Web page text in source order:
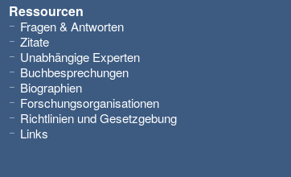
Ressourcen
Fragen & Antworten
Zitate
Unabhängige Experten
Buchbesprechungen
Biographien
Forschungsorganisationen
Richtlinien und Gesetzgebung
Links